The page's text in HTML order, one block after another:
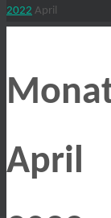
Start
2022 April
April